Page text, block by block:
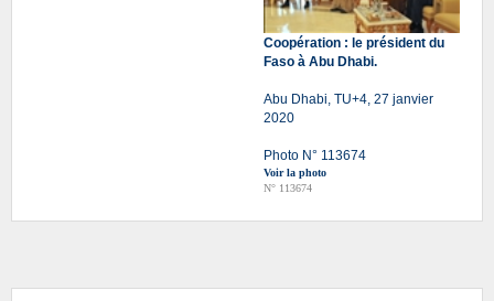
Coopération : le président du
Faso à Abu Dhabi.
Abu Dhabi, TU+4, 27 janvier
2020
Photo N° 113674
Voir la photo
N° 113674